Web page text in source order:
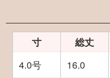
寸 総丈
4.0号
16.0